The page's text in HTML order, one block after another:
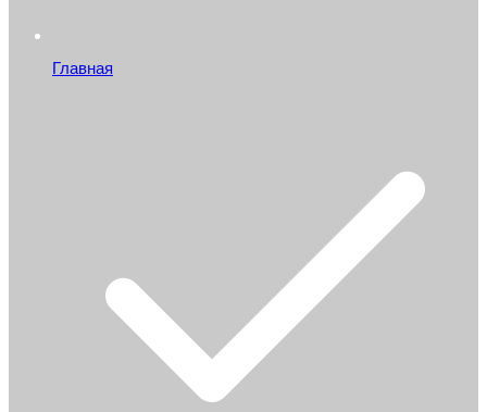
Главная